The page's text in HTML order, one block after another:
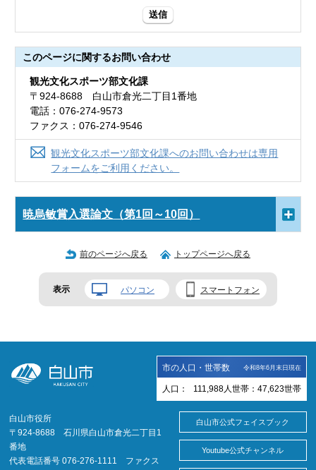
送信
このページに関するお問い合わせ
観光文化スポーツ部文化課
〒924-8688 白山市倉光二丁目1番地
電話：076-274-9573
ファクス：076-274-9546
観光文化スポーツ部文化課へのお問い合わせは専用
フォームをご利用ください。
暁烏敏賞入選論文（第1回～10回）
前のページへ戻る トップページへ戻る
表示 パソコン スマートフォン
市の人口・世帯数 令和8年6月末日現在
人口： 111,988 人 世帯： 47,623世帯
白山市役所
〒924-8688 石川県白山市倉光二丁目1
番地
代表電話番号 076-276-1111 ファクス
白山市公式フェイスブック
Youtube公式チャンネル